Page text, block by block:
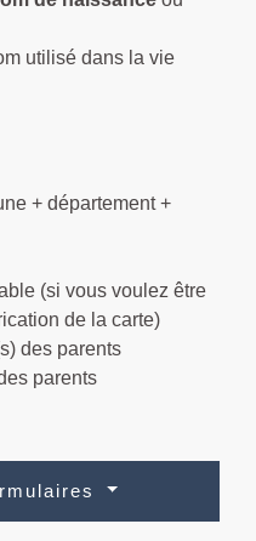
utilisé dans la vie
+ département +
(si vous voulez être
de la carte)
des parents
parents